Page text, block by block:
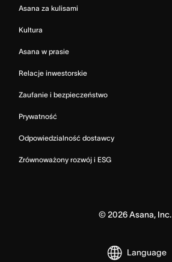
Asana za kulisami
Kultura
Asana w prasie
Relacje inwestorskie
Zaufanie i bezpieczeństwo
Prywatność
Odpowiedzialność dostawcy
Zrównoważony rozwój i ESG
© 2026Asana, Inc.
Language